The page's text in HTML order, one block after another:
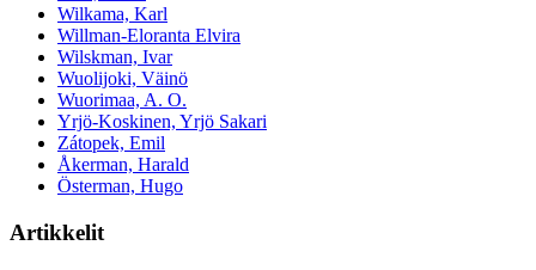
Wilkama, Karl
Willman-Eloranta Elvira
Wilskman, Ivar
Wuolijoki, Väinö
Wuorimaa, A. O.
Yrjö-Koskinen, Yrjö Sakari
Zátopek, Emil
Åkerman, Harald
Österman, Hugo
Artikkelit